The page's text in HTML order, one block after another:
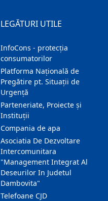
LEGĂTURI UTILE
InfoCons - protecția
consumatorilor
Platforma Națională de
Pregătire pt. Situații de
Urgență
Parteneriate, Proiecte și
Instituții
Compania de apa
Asociatia De Dezvoltare
Intercomunitara
"Management Integrat Al
Deseurilor In Judetul
Dambovita"
Telefoane CJD